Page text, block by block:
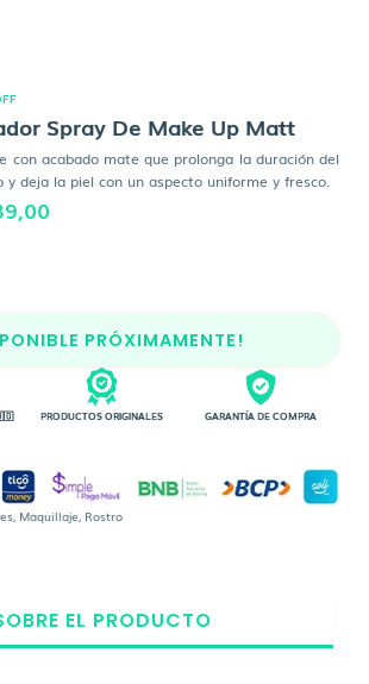
Spray De Make Up Matt
con acabado mate que prolonga la duración del
y deja la piel con un aspecto uniforme y fresco.
es:
Bs.39,00.
PRÓXIMAMENTE!
🇧🇴 PRODUCTOS ORIGINALES GARANTÍA DE COMPRA
, Maquillaje, Rostro
EL PRODUCTO